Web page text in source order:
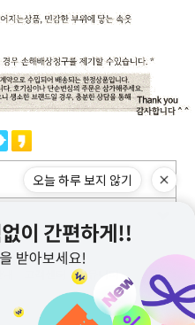
커뮤니티
오늘 하루 보지 않기